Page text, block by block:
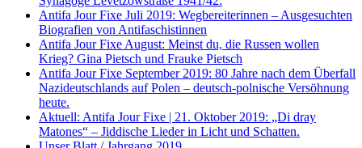
Antifa Jour Fixe Juli 2019: Wegbereiterinnen – Ausgesuchten
Biografien von Antifaschistinnen
Antifa Jour Fixe August: Meinst du, die Russen wollen
Krieg? Gina Pietsch und Frauke Pietsch
Antifa Jour Fixe September 2019: 80 Jahre nach dem Überfall
Nazideutschlands auf Polen – deutsch-polnische Versöhnung
heute.
Aktuell: Antifa Jour Fixe | 21. Oktober 2019: „Di dray
Matones“ – Jiddische Lieder in Licht und Schatten.